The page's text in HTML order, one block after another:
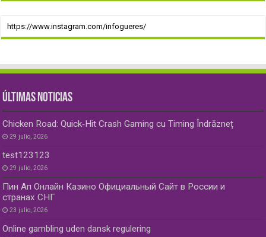
https://www.instagram.com/infogueres/
ÚLTIMAS NOTICIAS
Chicken Road: Quick‑Hit Crash Gaming cu Timing Îndrăzneț
29 julio, 2026
test123123
29 julio, 2026
Пин Ап Онлайн Казино Официальный Сайт в России и
странах СНГ
23 julio, 2026
Online gambling uden dansk regulering